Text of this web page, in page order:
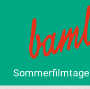
Sommerfilmtage